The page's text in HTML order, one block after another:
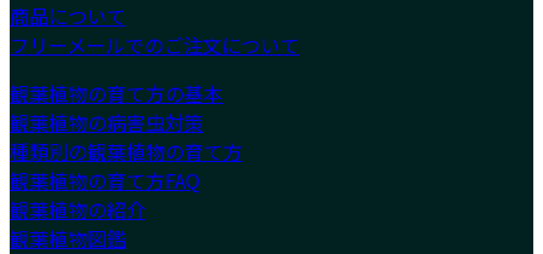
商品について
フリーメールでのご注文について
観葉植物の育て方の基本
観葉植物の病害虫対策
種類別の観葉植物の育て方
観葉植物の育て方FAQ
観葉植物の紹介
観葉植物図鑑